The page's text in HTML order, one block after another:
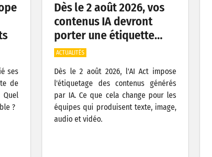
ses
de
?
Dès le 2 août 2026, vos
contenus IA devront
porter une étiquette…
ACTUALITÉS
Dès le 2 août 2026, l'AI Act impose
l'étiquetage des contenus générés
par IA. Ce que cela change pour les
équipes qui produisent texte, image,
audio et vidéo.